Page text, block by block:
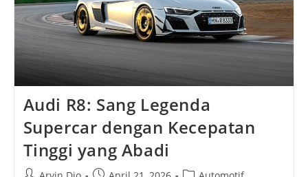
Audi R8: Sang Legenda
Supercar dengan Kecepatan
Tinggi yang Abadi